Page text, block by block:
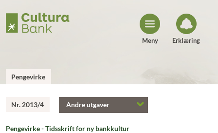
o
Meny Erklæring
Pengevirke
Nr. 2013/4 Andre utgaver
Pengevirke - Tidsskrift for ny bankkultur